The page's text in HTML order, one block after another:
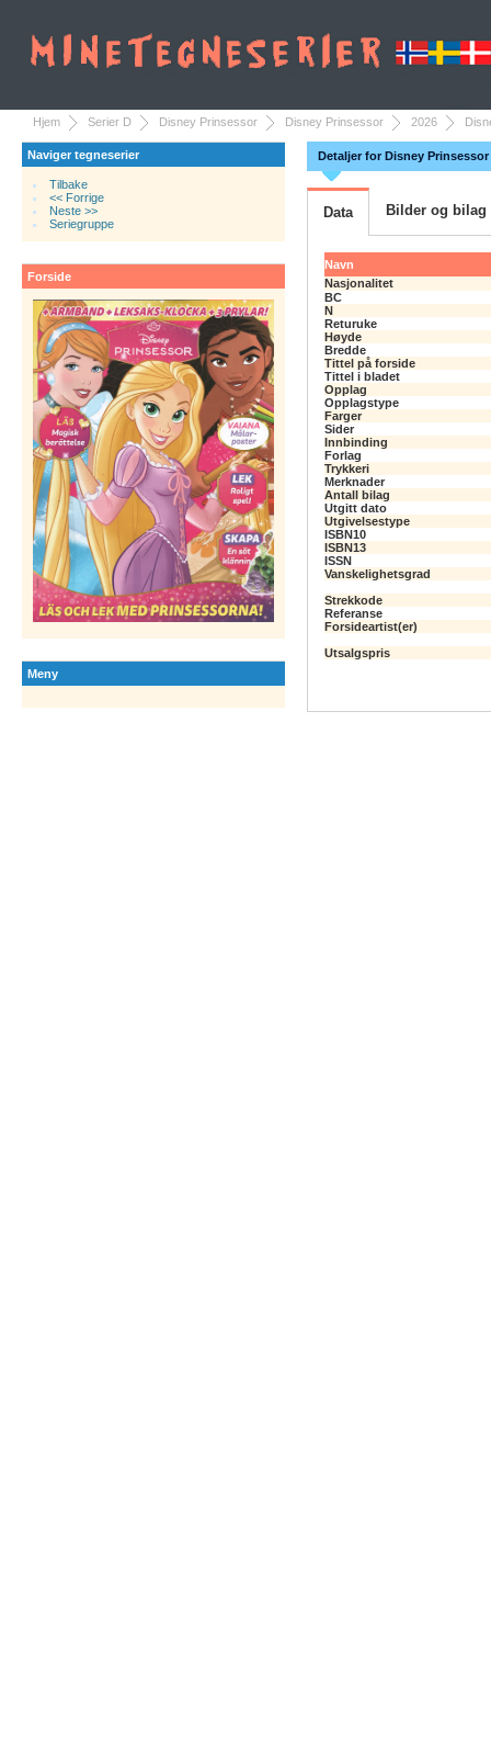
Hjem Serier D Disney Prinsessor Disney Prinsessor 2026
Naviger tegneserier
Tilbake
<< Forrige
Neste >>
Seriegruppe
Forside
Meny
Detaljer for Disney Prinsessor
Data Bilder og bilag
Navn
Nasjonalitet
BC
N
Returuke
Høyde
Bredde
Tittel på forside
Tittel i bladet
Opplag
Opplagstype
Farger
Sider
Innbinding
Forlag
Trykkeri
Merknader
Antall bilag
Utgitt dato
Utgivelsestype
ISBN10
ISBN13
ISSN
Vanskelighetsgrad
Strekkode
Referanse
Forsideartist(er)
Utsalgspris